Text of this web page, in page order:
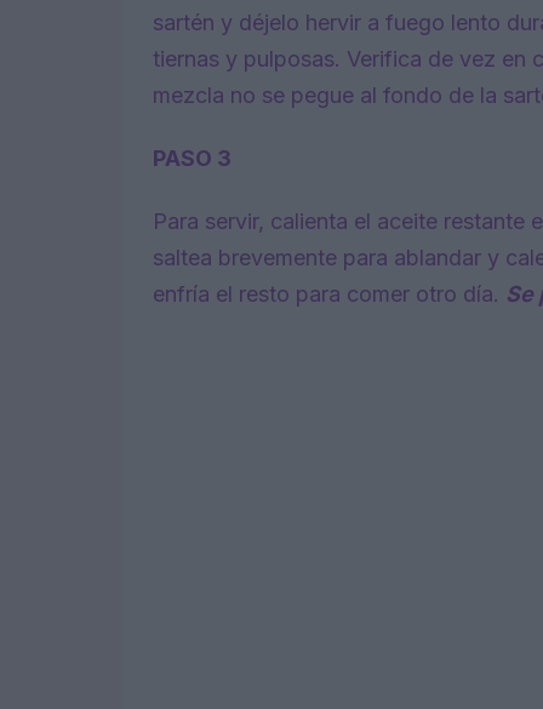
sartén y déjelo hervir a fuego lento
tiernas y pulposas. Verifica de vez en
mezcla no se pegue al fondo de la
PASO 3
Para servir, calienta el aceite restante
saltea brevemente para ablandar y
enfría el resto para comer otro día. Se